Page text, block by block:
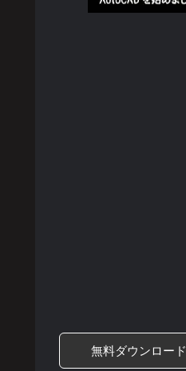
無料ダウンロード